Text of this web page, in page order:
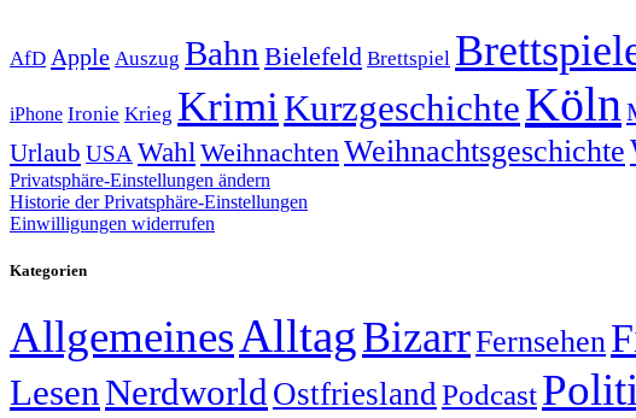
AfD Apple Auszug Bahn Bielefeld Brettspiel
iPhone Ironie Krieg KrimiKurzgeschichteKöln
Urlaub USA Wahl Weihnachten Weihnachtsgeschichte
Privatsphäre-Einstellungen ändern
Historie der Privatsphäre-Einstellungen
Einwilligungen widerrufen
Kategorien
AllgemeinesAlltagBizarrFernsehen
LesenNerdworld OstfrieslandPodcast